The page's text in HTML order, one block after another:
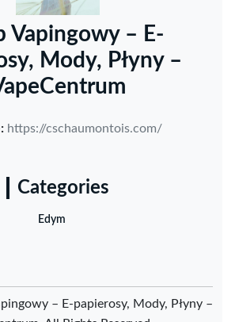
Vapingowy – E-
Mody, Płyny –
https://cschaumontois.com/
Categories
Edym
– E-papierosy, Mody, Płyny –